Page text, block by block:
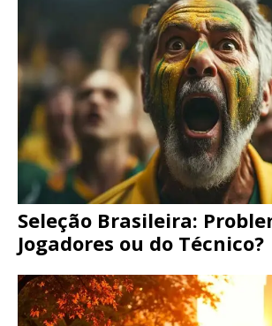
Seleção Brasileira:
Jogadores ou do Técnico?